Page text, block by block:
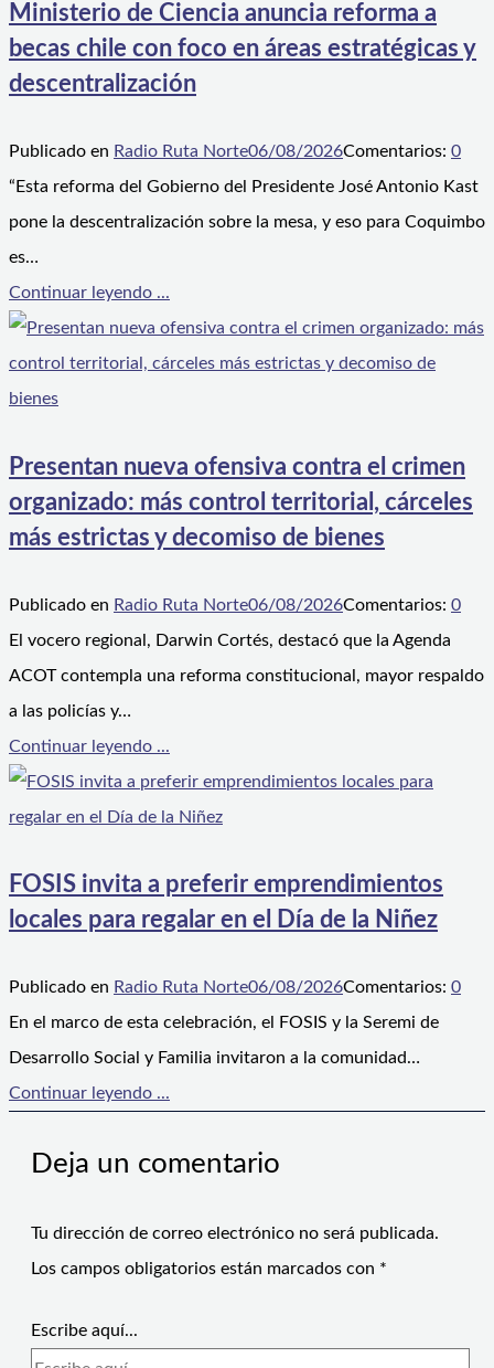
Ministerio de Ciencia anuncia reforma a
becas chile con foco en áreas estratégicas y
descentralización
Publicado en Radio Ruta Norte06/08/2026Comentarios: 0
“Esta reforma del Gobierno del Presidente José Antonio Kast
pone la descentralización sobre la mesa, y eso para Coquimbo
es…
Continuar leyendo ...
Presentan nueva ofensiva contra el crimen
organizado: más control territorial, cárceles
más estrictas y decomiso de bienes
Publicado en Radio Ruta Norte06/08/2026Comentarios: 0
El vocero regional, Darwin Cortés, destacó que la Agenda
ACOT contempla una reforma constitucional, mayor respaldo
a las policías y…
Continuar leyendo ...
FOSIS invita a preferir emprendimientos
locales para regalar en el Día de la Niñez
Publicado en Radio Ruta Norte06/08/2026Comentarios: 0
En el marco de esta celebración, el FOSIS y la Seremi de
Desarrollo Social y Familia invitaron a la comunidad…
Continuar leyendo ...
Deja un comentario
Tu dirección de correo electrónico no será publicada.
Los campos obligatorios están marcados con *
Escribe aquí...